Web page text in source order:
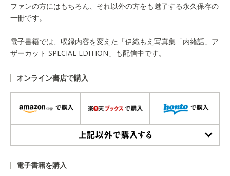
ファンの方にはもちろん、それ以外の方をも魅了する永久保存の
一冊です。
電子書籍では、収録内容を変えた「伊織もえ写真集「内緒話」ア
ザーカット SPECIAL EDITION」も配信中です。
オンライン書店で購入
電子書籍を購入